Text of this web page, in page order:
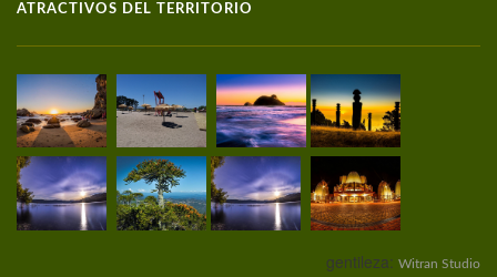
ATRACTIVOS DEL TERRITORIO
gentileza: Witran Studio